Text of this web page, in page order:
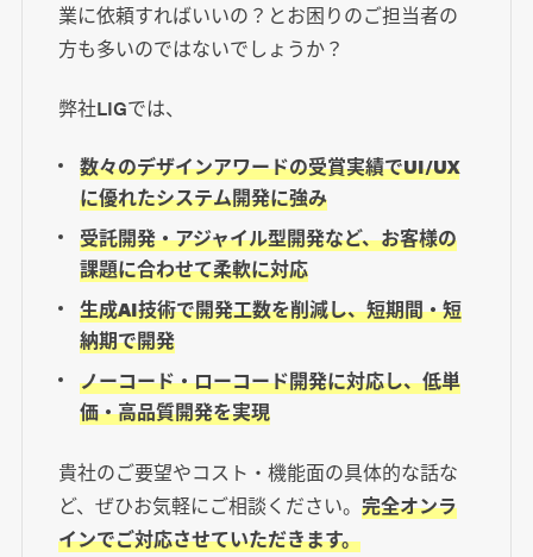
業に依頼すればいいの？とお困りのご担当者の
方も多いのではないでしょうか？
弊社LIGでは、
数々のデザインアワードの受賞実績でUI/UX
に優れたシステム開発に強み
受託開発・アジャイル型開発など、お客様の
課題に合わせて柔軟に対応
生成AI技術で開発工数を削減し、短期間・短
納期で開発
ノーコード・ローコード開発に対応し、低単
価・高品質開発を実現
貴社のご要望やコスト・機能面の具体的な話な
ど、ぜひお気軽にご相談ください。 完全オンラ
インでご対応させていただきます。